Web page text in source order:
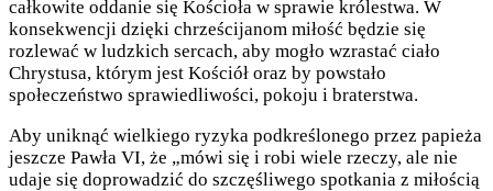
całkowite oddanie się Kościoła w sprawie królestwa. W
konsekwencji dzięki chrześcijanom miłość będzie się
rozlewać w ludzkich sercach, aby mogło wzrastać ciało
Chrystusa, którym jest Kościół oraz by powstało
społeczeństwo sprawiedliwości, pokoju i braterstwa.
Aby uniknąć wielkiego ryzyka podkreślonego przez papieża
jeszcze Pawła VI, że „mówi się i robi wiele rzeczy, ale nie
udaje się doprowadzić do szczęśliwego spotkania z miłością